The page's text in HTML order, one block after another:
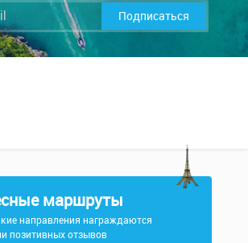
Подписаться
маршруты
направления награждаются
позитивных отзывов